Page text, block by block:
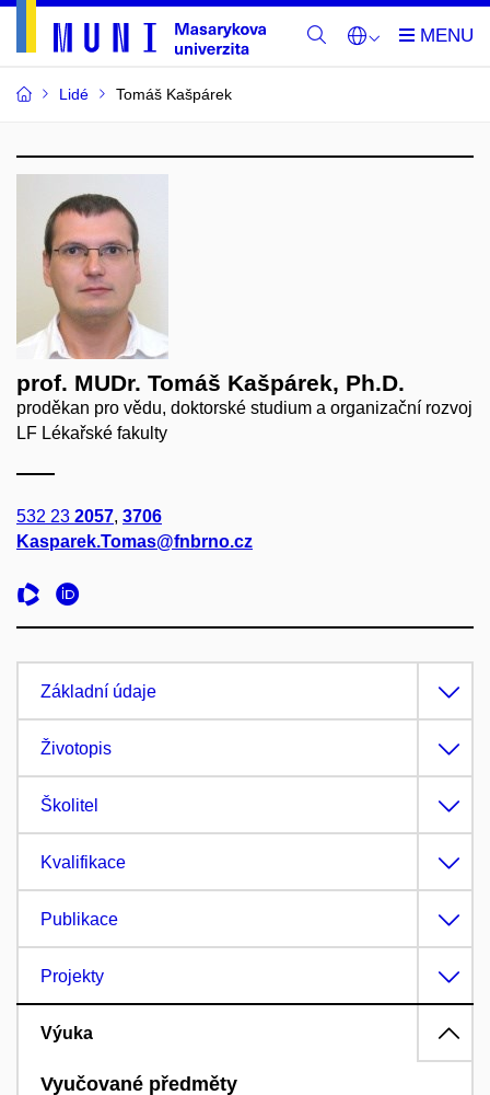
Lidé Tomáš Kašpárek
prof. MUDr. Tomáš Kašpárek, Ph.D.
proděkan pro vědu, doktorské studium a organizační rozvoj
LF Lékařské fakulty
532 23 2057, 3706
Kasparek.Tomas@fnbrno.cz
Základní údaje
Životopis
Školitel
Kvalifikace
Publikace
Projekty
Výuka
Vyučované předměty